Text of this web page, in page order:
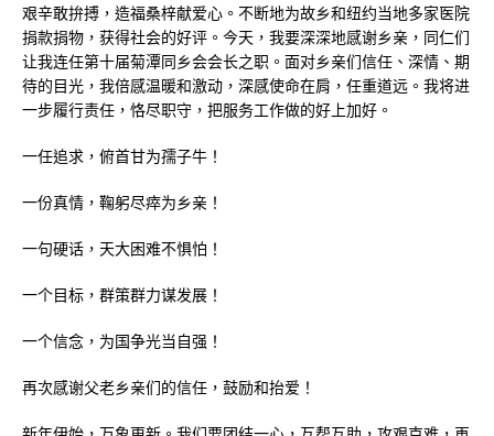
艰辛敢拚搏，造福桑梓献爱心。不断地为故乡和纽约当地多家医院
捐款捐物，获得社会的好评。今天，我要深深地感谢乡亲，同仁们
让我连任第十届菊潭同乡会会长之职。面对乡亲们信任、深情、期
待的目光，我倍感温暖和激动，深感使命在肩，任重道远。我将进
一步履行责任，恪尽职守，把服务工作做的好上加好。
一任追求，俯首甘为孺子牛！
一份真情，鞠躬尽瘁为乡亲！
一句硬话，天大困难不惧怕！
一个目标，群策群力谋发展！
一个信念，为国争光当自强！
再次感谢父老乡亲们的信任，鼓励和抬爱！